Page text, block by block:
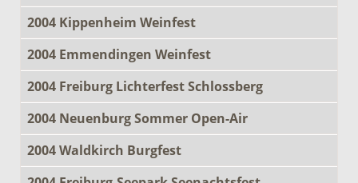
2004 Kippenheim Weinfest
2004 Emmendingen Weinfest
2004 Freiburg Lichterfest Schlossberg
2004 Neuenburg Sommer Open-Air
2004 Waldkirch Burgfest